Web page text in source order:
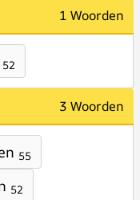
1 Woorden
52
3 Woorden
55
52